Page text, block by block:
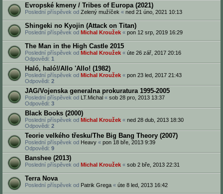
Evropské kmeny / Tribes of Europa (2021)
Poslední příspěvek od Zelený mužíček « ned 21 úno, 2021 10:13
Shingeki no Kyojin (Attack on Titan)
Poslední příspěvek od Michal Kroužek « pon 12 srp, 2019 16:29
The Man in the High Castle 2015
Poslední příspěvek od Michal Kroužek « úte 26 zář, 2017 20:16
Odpovědi: 1
Haló, haló!/Allo 'Allo! (1982)
Poslední příspěvek od Michal Kroužek « pon 23 led, 2017 21:43
Odpovědi: 2
JAG/Vojenska generalna prokuratura 1995-2005
Poslední příspěvek od LT.Michal « sob 28 pro, 2013 13:37
Odpovědi: 3
Black Books (2000)
Poslední příspěvek od Michal Kroužek « ned 28 dub, 2013 18:30
Odpovědi: 2
Teorie velkého třesku/The Big Bang Theory (2007)
Poslední příspěvek od Heavy « pon 18 bře, 2013 9:39
Odpovědi: 9
Banshee (2013)
Poslední příspěvek od Michal Kroužek « sob 2 bře, 2013 22:31
Terra Nova
Poslední příspěvek od Patrik Grega « úte 8 led, 2013 16:42